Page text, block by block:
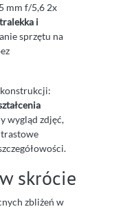
mm f/5,6 2x
i
sprzętu na
wygląd zdjęć,
skrócie
zbliżeń w